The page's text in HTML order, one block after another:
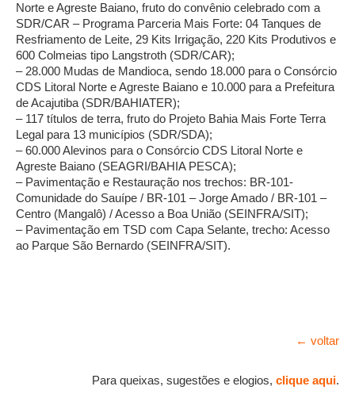
Norte e Agreste Baiano, fruto do convênio celebrado com a
SDR/CAR – Programa Parceria Mais Forte: 04 Tanques de
Resfriamento de Leite, 29 Kits Irrigação, 220 Kits Produtivos e
600 Colmeias tipo Langstroth (SDR/CAR);
– 28.000 Mudas de Mandioca, sendo 18.000 para o Consórcio
CDS Litoral Norte e Agreste Baiano e 10.000 para a Prefeitura
de Acajutiba (SDR/BAHIATER);
– 117 títulos de terra, fruto do Projeto Bahia Mais Forte Terra
Legal para 13 municípios (SDR/SDA);
– 60.000 Alevinos para o Consórcio CDS Litoral Norte e
Agreste Baiano (SEAGRI/BAHIA PESCA);
– Pavimentação e Restauração nos trechos: BR-101-
Comunidade do Sauípe / BR-101 – Jorge Amado / BR-101 –
Centro (Mangalô) / Acesso a Boa União (SEINFRA/SIT);
– Pavimentação em TSD com Capa Selante, trecho: Acesso
ao Parque São Bernardo (SEINFRA/SIT).
← voltar
Para queixas, sugestões e elogios, clique aqui.